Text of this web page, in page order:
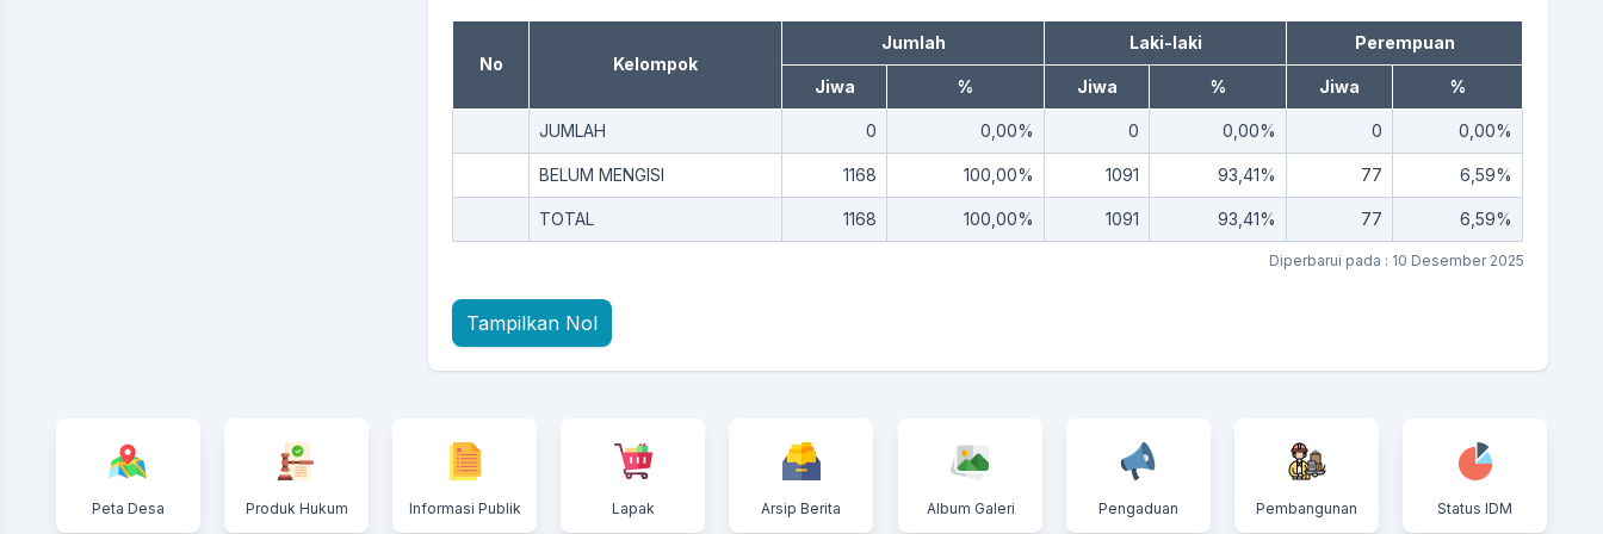
No Kelompok
Jumlah Laki-laki Perempuan
Jiwa % Jiwa % Jiwa %
JUMLAH 0 0,00% 0 0,00% 0 0,00%
BELUM MENGISI 1168 100,00% 1091 93,41% 77 6,59%
TOTAL 1168 100,00% 1091 93,41% 77 6,59%
Diperbarui pada : 10 Desember 2025
Tampilkan Nol
Peta Desa Produk Hukum Informasi Publik Lapak Arsip Berita Album Galeri Pengaduan Pembangunan Status IDM